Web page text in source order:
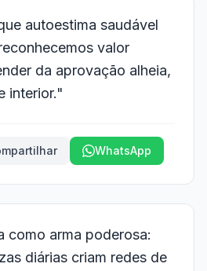
autoestima saudável
valor
da aprovação alheia,
interior."
WhatsApp
como arma poderosa:
diárias criam redes de